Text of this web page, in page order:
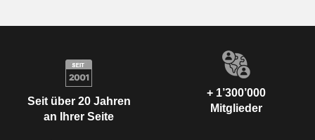
Seit über 20 Jahren
an Ihrer Seite
+ 1’300’000
Mitglieder